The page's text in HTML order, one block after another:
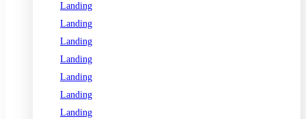
Landing
Landing
Landing
Landing
Landing
Landing
Landing